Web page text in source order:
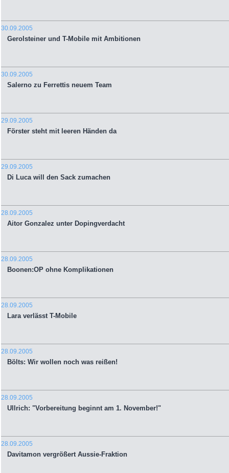
30.09.2005
Gerolsteiner und T-Mobile mit Ambitionen
30.09.2005
Salerno zu Ferrettis neuem Team
29.09.2005
Förster steht mit leeren Händen da
29.09.2005
Di Luca will den Sack zumachen
28.09.2005
Aitor Gonzalez unter Dopingverdacht
28.09.2005
Boonen:OP ohne Komplikationen
28.09.2005
Lara verlässt T-Mobile
28.09.2005
Bölts: Wir wollen noch was reißen!
28.09.2005
Ullrich: "Vorbereitung beginnt am 1. November!"
28.09.2005
Davitamon vergrößert Aussie-Fraktion